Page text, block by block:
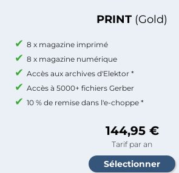
PRINT (Gold)
8 x magazine imprimé
8 x magazine numérique
Accès aux archives d'Elektor *
Accès à 5000+ fichiers Gerber
10 % de remise dans l'e-choppe *
144,95 €
Tarif par an